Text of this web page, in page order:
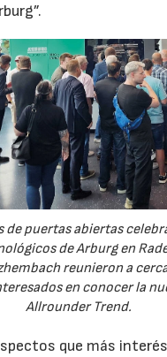
de puertas abiertas
de Arburg en
reunieron a
en conocer la
Allrounder Trend.
que más interés